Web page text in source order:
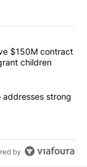
articles in the last
set to receive
$150M contract
children
Acevedo
addresses strong
by